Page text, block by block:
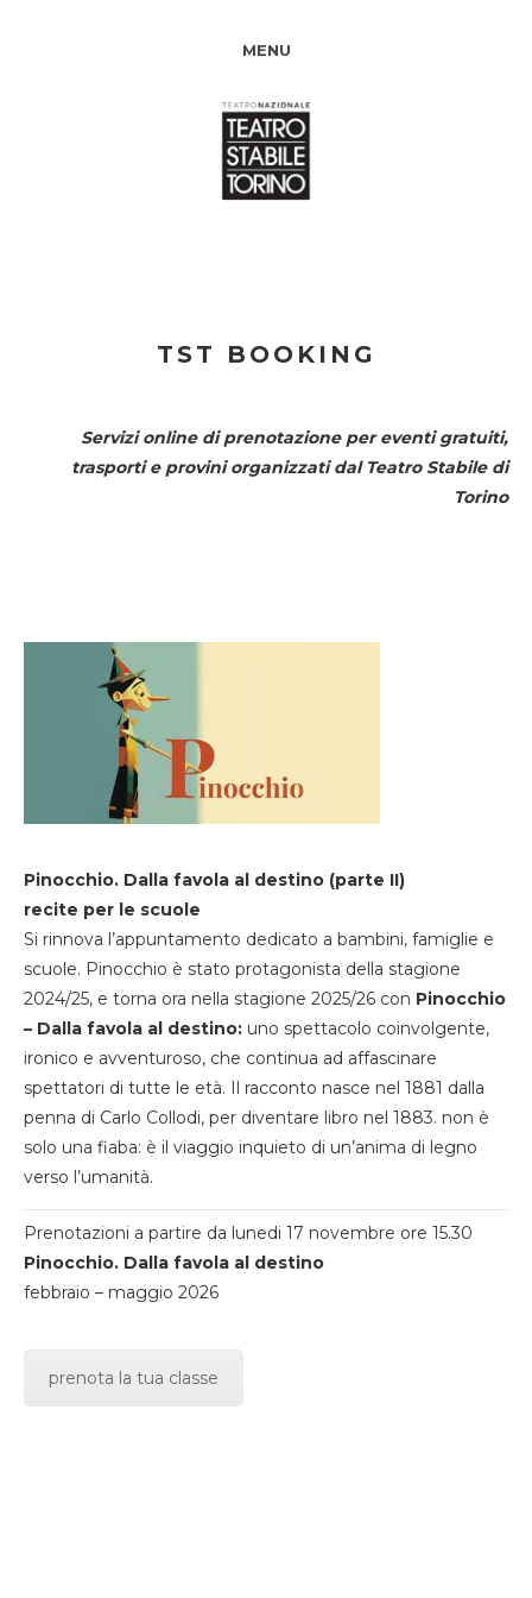
MENU
TST BOOKING
Servizi online di prenotazione per eventi gratuiti,
trasporti e provini organizzati dal Teatro Stabile di
Torino
Pinocchio. Dalla favola al destino (parte II)
recite per le scuole
Si rinnova l’appuntamento dedicato a bambini, famiglie e
scuole. Pinocchio è stato protagonista della stagione
2024/25, e torna ora nella stagione 2025/26 con Pinocchio
– Dalla favola al destino: uno spettacolo coinvolgente,
ironico e avventuroso, che continua ad affascinare
spettatori di tutte le età. Il racconto nasce nel 1881 dalla
penna di Carlo Collodi, per diventare libro nel 1883. non è
solo una fiaba: è il viaggio inquieto di un’anima di legno
verso l’umanità.
Prenotazioni a partire da lunedi 17 novembre ore 15.30
Pinocchio. Dalla favola al destino
febbraio – maggio 2026
prenota la tua classe